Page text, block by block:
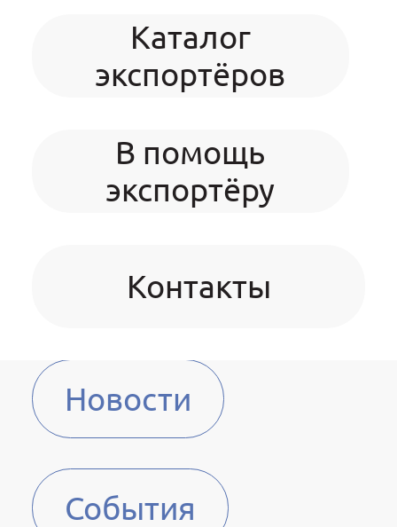
Каталог
экспортёров
В помощь
экспортёру
Контакты
Новости
События